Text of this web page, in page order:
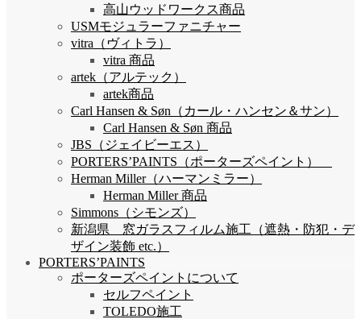
高山ウッドワークス商品
USMモジュラーファニチャー
vitra（ヴィトラ）
vitra 商品
artek（アルテック）
artek商品
Carl Hansen & Søn（カール・ハンセン＆サン）
Carl Hansen & Søn 商品
JBS（ジェイビーエス）
PORTERS’PAINTS（ポーターズペイント）
Herman Miller（ハーマンミラー）
Herman Miller 商品
Simmons（シモンズ）
新潟県 窓ガラスフィルム施工（遮熱・防犯・デ
ザイン装飾 etc.）
PORTERS’PAINTS
ポーターズペイントについて
セルフペイント
TOLEDO施工